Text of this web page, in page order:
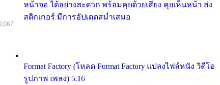
หน้าจอ ได้อย่างสะดวก พร้อมคุยด้วยเสียง คุยเห็นหน้า ส่ง
สติกเกอร์ มีการอัปเดตสม่ำเสมอ
Format Factory (โหลด Format Factory แปลงไฟล์หนัง วิดีโอ
รูปภาพ เพลง) 5.16